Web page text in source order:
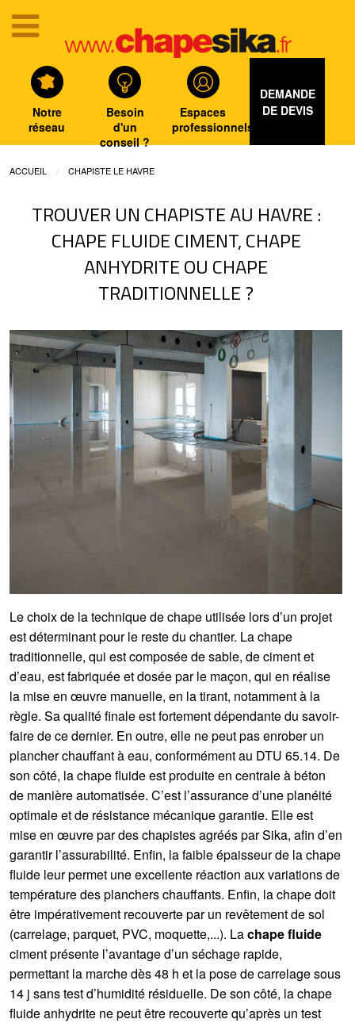
Notre
réseau
Besoin
d'un
conseil ?
Espaces
professionnels
DEMANDE
DE DEVIS
ACCUEIL CHAPISTE LE HAVRE
TROUVER UN CHAPISTE AU HAVRE :
CHAPE FLUIDE CIMENT, CHAPE
ANHYDRITE OU CHAPE
TRADITIONNELLE ?
Le choix de la technique de chape utilisée lors d’un projet
est déterminant pour le reste du chantier. La chape
traditionnelle, qui est composée de sable, de ciment et
d’eau, est fabriquée et dosée par le maçon, qui en réalise
la mise en œuvre manuelle, en la tirant, notamment à la
règle. Sa qualité finale est fortement dépendante du savoir-
faire de ce dernier. En outre, elle ne peut pas enrober un
plancher chauffant à eau, conformément au DTU 65.14. De
son côté, la chape fluide est produite en centrale à béton
de manière automatisée. C’est l’assurance d’une planéité
optimale et de résistance mécanique garantie. Elle est
mise en œuvre par des chapistes agréés par Sika, afin d’en
garantir l’assurabilité. Enfin, la faible épaisseur de la chape
fluide leur permet une excellente réaction aux variations de
température des planchers chauffants. Enfin, la chape doit
être impérativement recouverte par un revêtement de sol
(carrelage, parquet, PVC, moquette,...). Lachape fluide
ciment présente l’avantage d’un séchage rapide,
permettant la marche dès 48 h et la pose de carrelage sous
14 j sans test d’humidité résiduelle. De son côté, la chape
fluide anhydrite ne peut être recouverte qu’après un test